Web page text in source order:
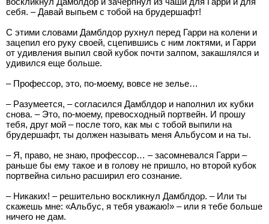
себя. – Давай выпьем с тобой на брудершафт!
С этими словами Дамблдор рухнул перед Гарри на колени и
зацепил его руку своей, сцепившись с ним локтями, и Гарри
от удивления выпил свой кубок почти залпом, закашлялся и
удивился еще больше.
– Профессор, это, по-моему, вовсе не зелье…
– Разумеется, – согласился Дамблдор и наполнил их кубки
снова. – Это, по-моему, превосходный портвейн. И прошу
тебя, друг мой – после того, как мы с тобой выпили на
брудершафт, ты должен называть меня Альбусом и на ты.
– Я, право, не знаю, профессор… – засомневался Гарри –
раньше бы ему такое и в голову не пришло, но второй кубок
портвейна сильно расширил его сознание.
– Никаких! – решительно воскликнул Дамблдор. – Или ты
скажешь мне: «Альбус, я тебя уважаю!» – или я тебе больше
ничего не дам.